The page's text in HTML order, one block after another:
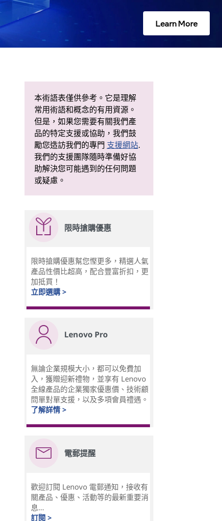
Learn More
本術語表僅供參考。它是理解
常用術語和概念的有用資源。
但是，如果您需要有關我們產
品的特定支援或協助，我們鼓
勵您造訪我們的專門 支援網站.
我們的支援團隊隨時準備好協
助解決您可能遇到的任何問題
或疑慮。
限時搶購優惠
限時搶購優惠幫您慳更多，精選人氣
產品性價比超高，配合豐富折扣，更
加抵買！
立即選購 >
Lenovo Pro
無論企業規模大小，都可以免費加
入，獲贈迎新禮物，並享有 Lenovo
全線產品的企業獨家優惠價、技術顧
問單對單支援，以及多項會員禮遇。
了解詳情 >
電郵提醒
歡迎訂閱 Lenovo 電郵通知，接收有
關產品、優惠、活動等的最新重要消
息...
訂閱 >